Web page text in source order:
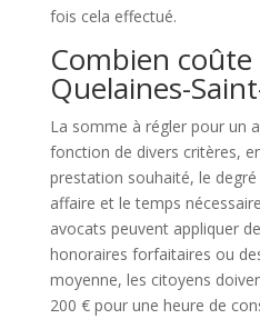
fois cela effectué.
Combien
Quelaines-
La somme à régler pour un
fonction de divers critères,
prestation souhaité, le
affaire et le temps
avocats peuvent appliquer
honoraires forfaitaires ou
moyenne, les citoyens
200 € pour une heure de